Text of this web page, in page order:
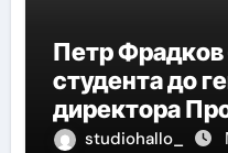
Петр
студента до
директора
биография и
studiohallo_